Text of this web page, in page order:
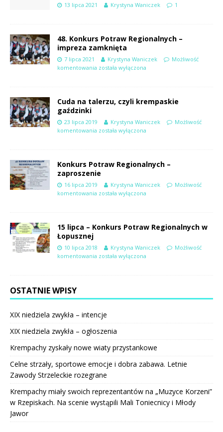
13 lipca 2021 Krystyna Waniczek 1
48. Konkurs Potraw Regionalnych –
impreza zamknięta
7 lipca 2021 Krystyna Waniczek
Możliwość
komentowania została wyłączona
Cuda na talerzu, czyli krempaskie
gaździnki
23 lipca 2019 Krystyna Waniczek
Możliwość
komentowania została wyłączona
Konkurs Potraw Regionalnych –
zaproszenie
16 lipca 2019 Krystyna Waniczek
Możliwość
komentowania została wyłączona
15 lipca – Konkurs Potraw Regionalnych w
Łopusznej
10 lipca 2018 Krystyna Waniczek
Możliwość
komentowania została wyłączona
OSTATNIE WPISY
XIX niedziela zwykła – intencje
XIX niedziela zwykła – ogłoszenia
Krempachy zyskały nowe wiaty przystankowe
Celne strzały, sportowe emocje i dobra zabawa. Letnie
Zawody Strzeleckie rozegrane
Krempachy miały swoich reprezentantów na „Muzyce Korzeni”
w Rzepiskach. Na scenie wystąpili Mali Toniecnicy i Młody
Jawor